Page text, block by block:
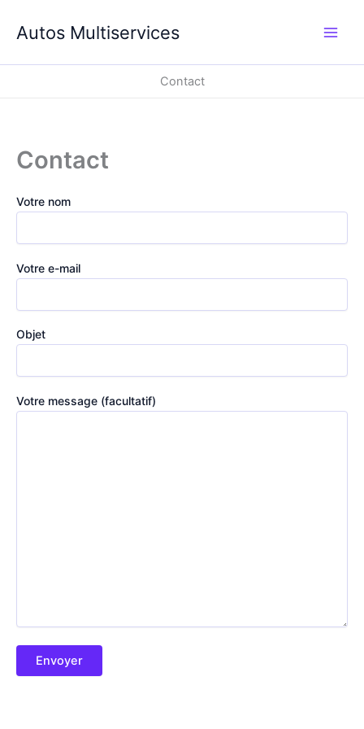
Autos Multiservices
Contact
Contact
Votre nom
Votre e-mail
Objet
Votre message (facultatif)